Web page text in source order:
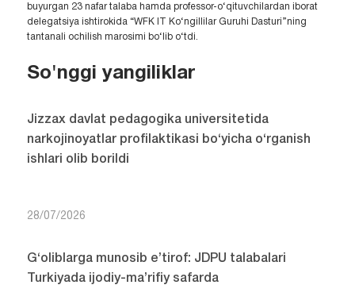
buyurgan 23 nafar talaba hamda professor-o‘qituvchilardan iborat
delegatsiya ishtirokida “WFK IT Ko‘ngillilar Guruhi Dasturi”ning
tantanali ochilish marosimi bo‘lib o‘tdi.
So'nggi yangiliklar
Jizzax davlat pedagogika universitetida
narkojinoyatlar profilaktikasi bo‘yicha o‘rganish
ishlari olib borildi
28/07/2026
G‘oliblarga munosib e’tirof: JDPU talabalari
Turkiyada ijodiy-ma’rifiy safarda